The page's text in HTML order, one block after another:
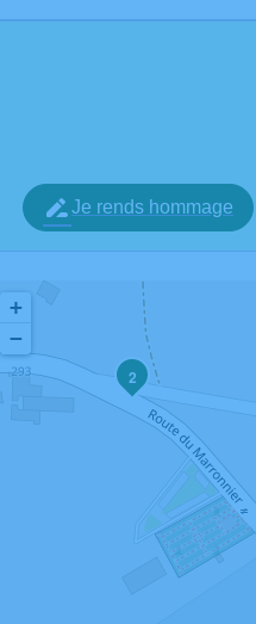
Je rends hommage
2
+
−